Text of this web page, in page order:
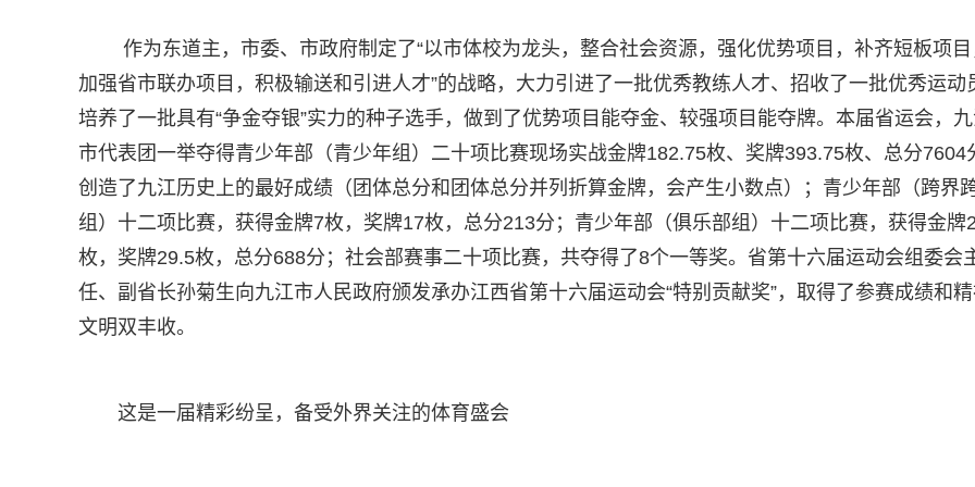
作为东道主，市委、市政府制定了“以市体校为龙头，整合社会资源，强化优势项目，补齐短板项目
加强省市联办项目，积极输送和引进人才”的战略，大力引进了一批优秀教练人才、招收了一批优秀运动
培养了一批具有“争金夺银”实力的种子选手，做到了优势项目能夺金、较强项目能夺牌。本届省运会，
市代表团一举夺得青少年部（青少年组）二十项比赛现场实战金牌182.75枚、奖牌393.75枚、总分7604
创造了九江历史上的最好成绩（团体总分和团体总分并列折算金牌，会产生小数点）；青少年部（跨界
组）十二项比赛，获得金牌7枚，奖牌17枚，总分213分；青少年部（俱乐部组）十二项比赛，获得金牌
枚，奖牌29.5枚，总分688分；社会部赛事二十项比赛，共夺得了8个一等奖。省第十六届运动会组委会
任、副省长孙菊生向九江市人民政府颁发承办江西省第十六届运动会“特别贡献奖”，取得了参赛成绩和
文明双丰收。
这是一届精彩纷呈，备受外界关注的体育盛会